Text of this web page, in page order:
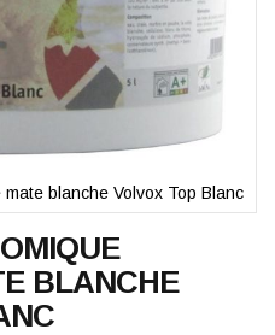
BLANCHE
blanche Volvox Top Blanc